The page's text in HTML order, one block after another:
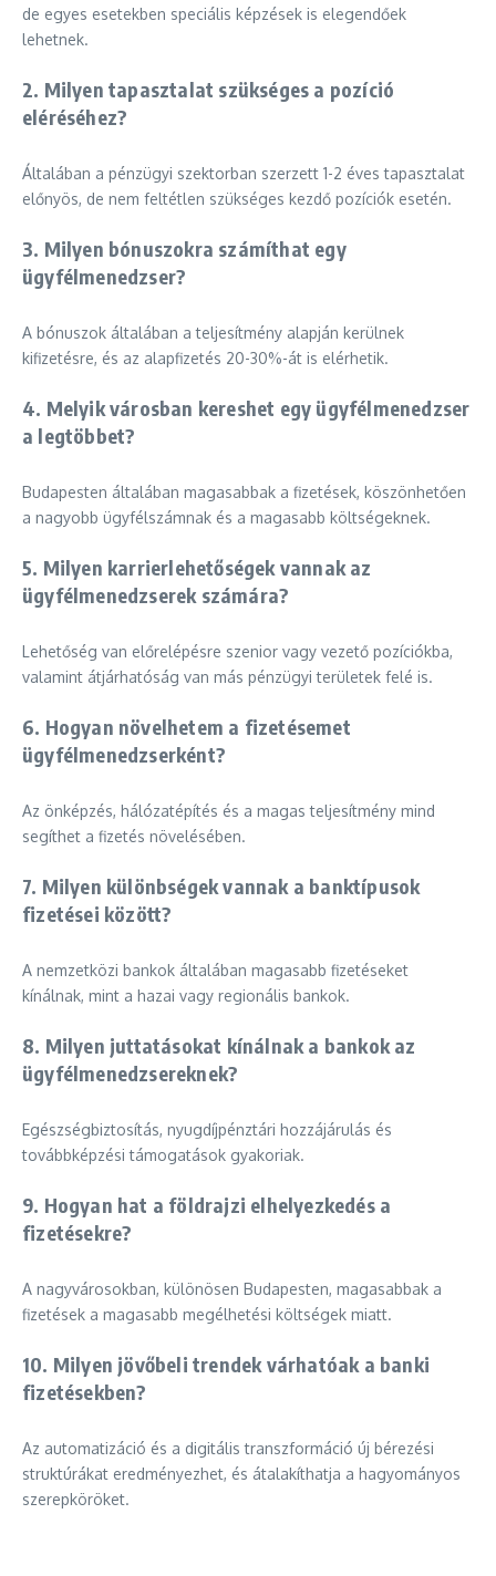
de egyes esetekben speciális képzések is elegendőek
lehetnek.
2. Milyen tapasztalat szükséges a pozíció
eléréséhez?
Általában a pénzügyi szektorban szerzett 1-2 éves tapasztalat
előnyös, de nem feltétlen szükséges kezdő pozíciók esetén.
3. Milyen bónuszokra számíthat egy
ügyfélmenedzser?
A bónuszok általában a teljesítmény alapján kerülnek
kifizetésre, és az alapfizetés 20-30%-át is elérhetik.
4. Melyik városban kereshet egy ügyfélmenedzser
a legtöbbet?
Budapesten általában magasabbak a fizetések, köszönhetően
a nagyobb ügyfélszámnak és a magasabb költségeknek.
5. Milyen karrierlehetőségek vannak az
ügyfélmenedzserek számára?
Lehetőség van előrelépésre szenior vagy vezető pozíciókba,
valamint átjárhatóság van más pénzügyi területek felé is.
6. Hogyan növelhetem a fizetésemet
ügyfélmenedzserként?
Az önképzés, hálózatépítés és a magas teljesítmény mind
segíthet a fizetés növelésében.
7. Milyen különbségek vannak a banktípusok
fizetései között?
A nemzetközi bankok általában magasabb fizetéseket
kínálnak, mint a hazai vagy regionális bankok.
8. Milyen juttatásokat kínálnak a bankok az
ügyfélmenedzsereknek?
Egészségbiztosítás, nyugdíjpénztári hozzájárulás és
továbbképzési támogatások gyakoriak.
9. Hogyan hat a földrajzi elhelyezkedés a
fizetésekre?
A nagyvárosokban, különösen Budapesten, magasabbak a
fizetések a magasabb megélhetési költségek miatt.
10. Milyen jövőbeli trendek várhatóak a banki
fizetésekben?
Az automatizáció és a digitális transzformáció új bérezési
struktúrákat eredményezhet, és átalakíthatja a hagyományos
szerepköröket.